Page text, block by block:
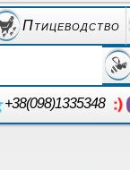
Птицеводство
+38(098)1335348